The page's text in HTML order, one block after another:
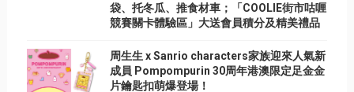
袋、托冬瓜、推食材車；「COOLIE街市咕喱
競賽關卡體驗區」大送會員積分及精美禮品
周生生 x Sanrio characters家族迎來人氣新
成員 Pompompurin 30周年港澳限定足金金
片鑰匙扣萌爆登場！